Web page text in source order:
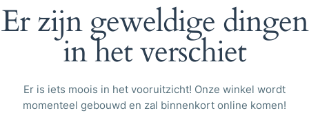
Er zijn geweldige dingen
in het verschiet
Er is iets moois in het vooruitzicht! Onze winkel wordt
momenteel gebouwd en zal binnenkort online komen!